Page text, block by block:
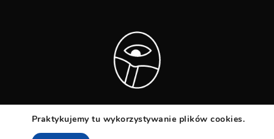
Praktykujemy tu wykorzystywanie plików cookies.